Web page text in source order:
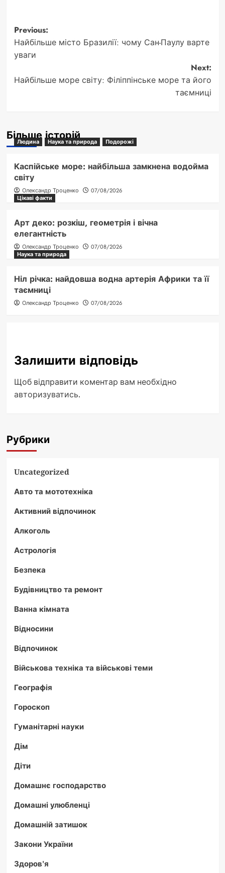
Post
navigation
Previous:
Найбільше місто Бразилії: чому Сан-Паулу варте
уваги
Next:
Найбільше море світу: Філіппінське море та його
таємниці
Більше історій
Людина Наука та природа Подорожі
Каспійське море: найбільша замкнена водойма
світу
Олександр Троценко
07/08/2026
Цікаві факти
Арт деко: розкіш, геометрія і вічна
елегантність
Олександр Троценко
07/08/2026
Наука та природа
Ніл річка: найдовша водна артерія Африки та її
таємниці
Олександр Троценко 07/08/2026
Залишити відповідь
Щоб відправити коментар вам необхідно
авторизуватись.
Рубрики
Uncategorized
Авто та мототехніка
Активний відпочинок
Алкоголь
Астрологія
Безпека
Будівництво та ремонт
Ванна кімната
Відносини
Відпочинок
Військова техніка та військові теми
Географія
Гороскоп
Гуманітарні науки
Дім
Діти
Домашнє господарство
Домашні улюбленці
Домашній затишок
Закони України
Здоров'я